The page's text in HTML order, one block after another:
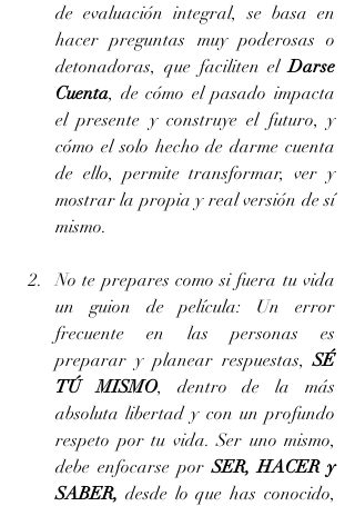
de evaluación integral, se basa en
hacer preguntas muy poderosas o
detonadoras, que faciliten el Darse
Cuenta, de cómo el pasado impacta
el presente y construye el futuro, y
cómo el solo hecho de darme cuenta
de ello, permite transformar, ver y
mostrar la propia y real versión de sí
mismo.
No te prepares como si fuera tu vida
un guion de película: Un error
frecuente en las personas es
preparar y planear respuestas, SÉ
TÚ MISMO, dentro de la más
absoluta libertad y con un profundo
respeto por tu vida. Ser uno mismo,
debe enfocarse por SER, HACER y
SABER, desde lo que has conocido,